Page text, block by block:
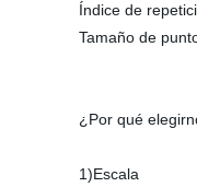
Índice de
Tamaño de
¿Por qué
1)Escala